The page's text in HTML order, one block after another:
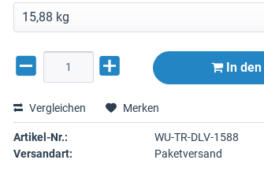
In den
Vergleichen Merken
Artikel-Nr.:
WU-TR-DLV-1588
Versandart:
Paketversand